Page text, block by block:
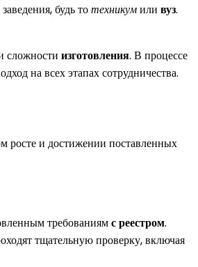
будь тотехникумили вуз.
сложности изготовления. В процессе
на всех этапах сотрудничества.
росте и достижении поставленных
требованиямс реестром.
тщательную проверку, включая